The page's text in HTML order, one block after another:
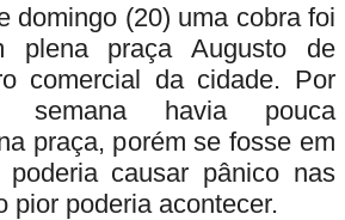
domingo (20) uma cobra foi
plena praça Augusto de
comercial da cidade. Por
havia pouca
praça, porém se fosse em
causar pânico nas
pior poderia acontecer.